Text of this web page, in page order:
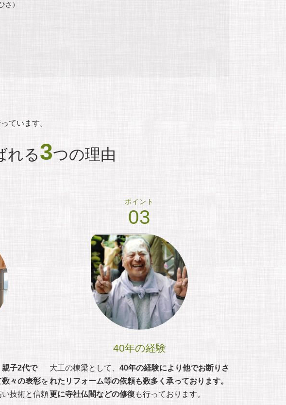
さ）
ています。
れる3つの理由
親子2代で
数々の表彰を
技術と信頼
ポイント
03
40年の経験
大工の棟梁として、 40年の経験により他でお断りさ
れたリフォーム等の依頼も数多く承っております。
更に寺社仏閣などの修復 も行っております。